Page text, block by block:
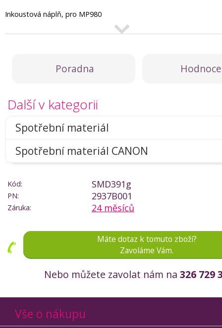
Inkoustová náplň, pro MP980
Poradna
Další v kategorii
Spotřební materiál
Spotřební materiál CANON
Kód: SMD391g
PN: 2937B001
Záruka: 24 měsíců
Máte dotaz k tomuto zboží?
Zavoláme Vám.
Nebo můžete zavolat nám na 326 729
Vše o nákupu